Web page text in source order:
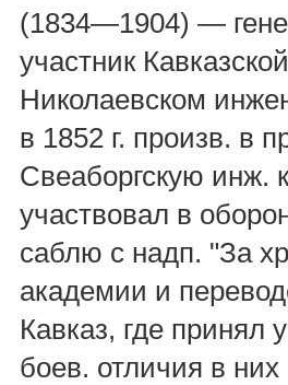
(1834—1904) —
участник
Николаевском
в 1852 г. произв. в
Свеаборгскую инж.
участвовал в
саблю с надп. "За
академии и
Кавказ, где принял
боев. отличия в